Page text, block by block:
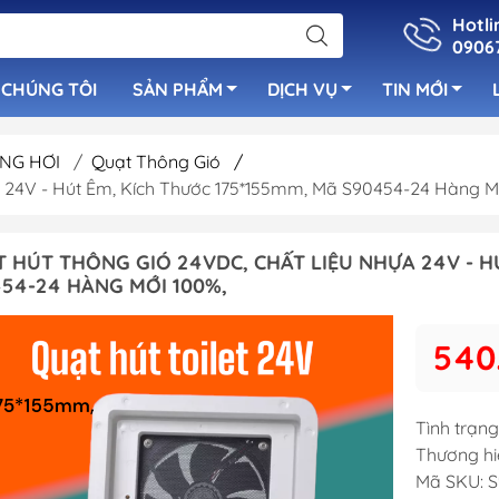
TÔI SẢN PHẨM
Cửa Thông Gió Vent &
Cầu Thang Inox Cho Tàu
Cano
Tay Nắm Inox
Cột Cờ & Cột Đèn
Nắp Xăng - Nắp Nước
Bơm Tay
Bơm Sục Oxy
Ống Lù Thông
Bơm Máy Lạnh
Bơm Chất Thải
Bơm Rút Nhớt
DỊCH VỤ TIN MỚI
HƠI / Quạt Thông Gió
/
- Hút Êm, Kích Thước 175*155mm, Mã S90454-24 Hàng
HÚT THÔNG GIÓ 24VDC, CHẤT LIỆU NHỰA 24V -
24 HÀNG MỚI 100%,
Tình
Thương
Mã SKU: